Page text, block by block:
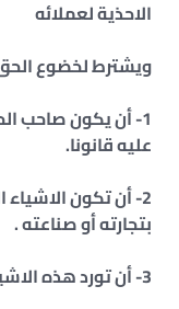
الاحذية لعملائه
ويشترط لخضوع
1- أن يكون صاحب
عليه قانونا.
2- أن تكون الاشياء
بتجارته أو صناعته .
3- أن تورد هذه الاشياء إلى اشخاص لا يتجرون فيها .